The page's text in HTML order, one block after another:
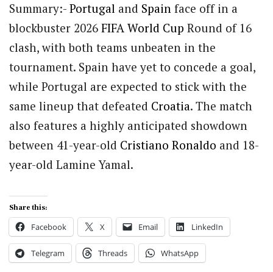
Summary:- Portugal and Spain face off in a
blockbuster 2026 FIFA World Cup Round of 16
clash, with both teams unbeaten in the
tournament. Spain have yet to concede a goal,
while Portugal are expected to stick with the
same lineup that defeated Croatia. The match
also features a highly anticipated showdown
between 41-year-old Cristiano Ronaldo and 18-
year-old Lamine Yamal.
Share this:
Facebook X Email LinkedIn
Telegram Threads WhatsApp